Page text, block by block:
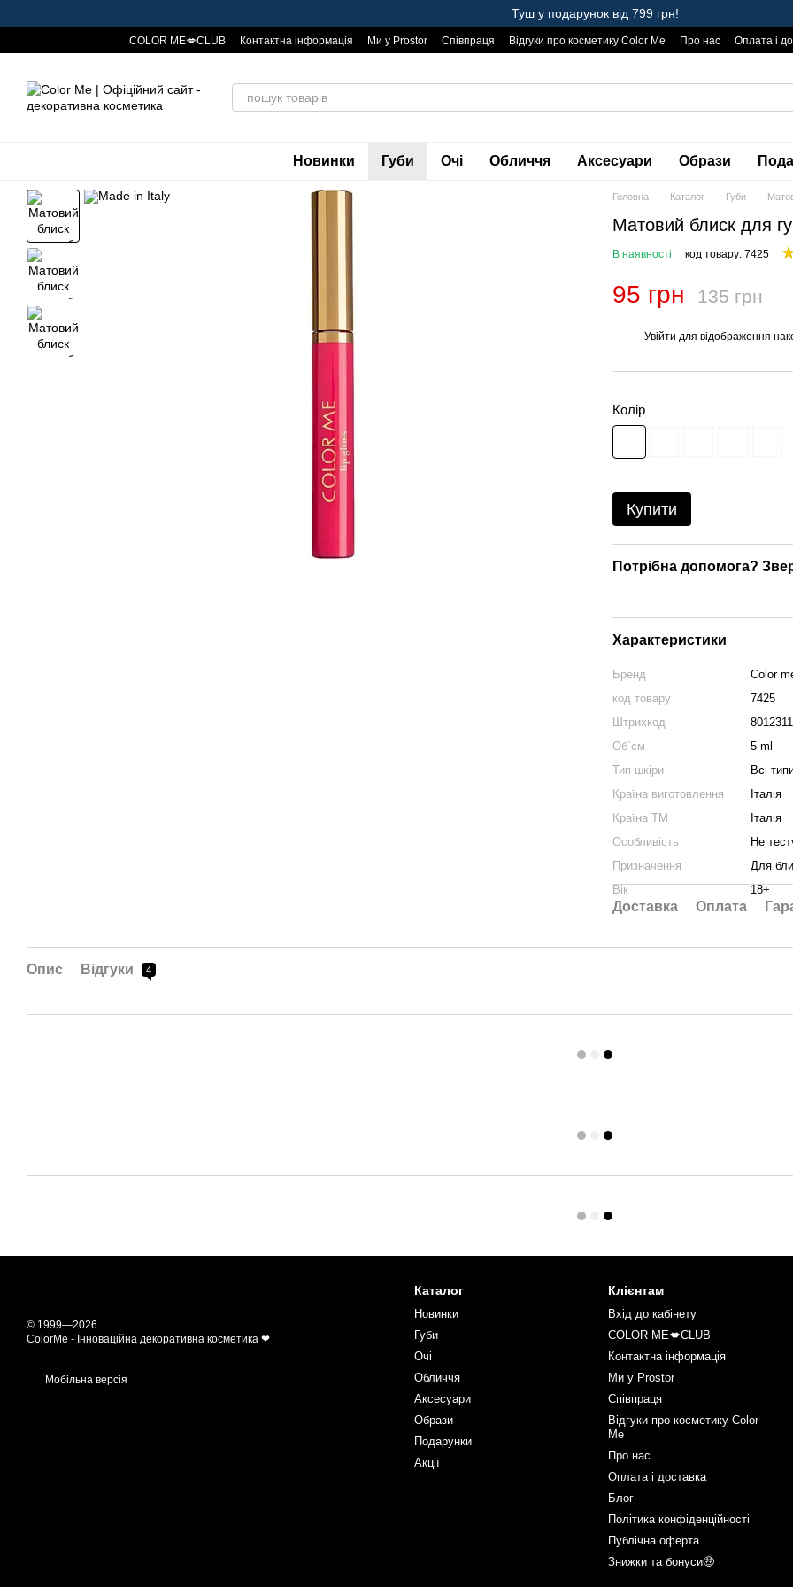
Туш у подарунок від 799 грн!
COLOR ME💋CLUB Контактна інформація Ми у Prostor Співпраця Відгуки про косметику Color Me Про нас Оплата і
Новинки Губи Очі Обличчя Аксесуари Образи
Головна Каталог Губи
Матовий блиск для
В наявності код товару: 7425
95 грн 135 грн
Увійти для відображення
Колір
Купити
Потрібна допомога?
Характеристики
Бренд
Color
код товару
7425
Штрихкод
Об`єм
5 ml
Тип шкіри
Всі
Країна виготовлення
Італія
Країна ТМ
Італія
Особливість
Не
Призначення
Для
Вік
18+
Доставка Оплата
Опис Відгуки 4
© 1999—2026
ColorMe - Інноваційна декоративна косметика ❤
Мобільна версія
Каталог
Новинки
Губи
Очі
Обличчя
Аксесуари
Образи
Подарунки
Акції
Клієнтам
Вхід до кабінету
COLOR ME💋CLUB
Контактна інформація
Ми у Prostor
Співпраця
Відгуки про косметику Color
Me
Про нас
Оплата і доставка
Блог
Політика конфіденційності
Публічна оферта
Знижки та бонуси🤑